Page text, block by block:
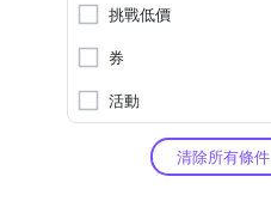
挑戰低價
券
活動
清除所有條件